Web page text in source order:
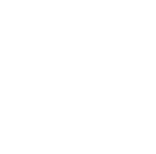
Electronic Dartboard
Door het cabinet oogt